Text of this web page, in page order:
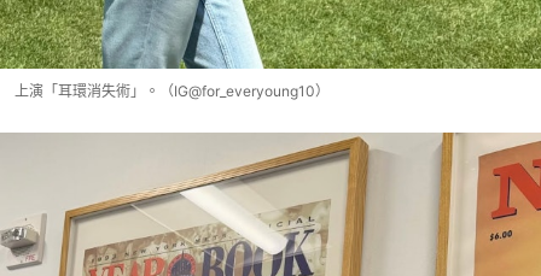
上演「耳環消失術」。（IG@for_everyoung10）